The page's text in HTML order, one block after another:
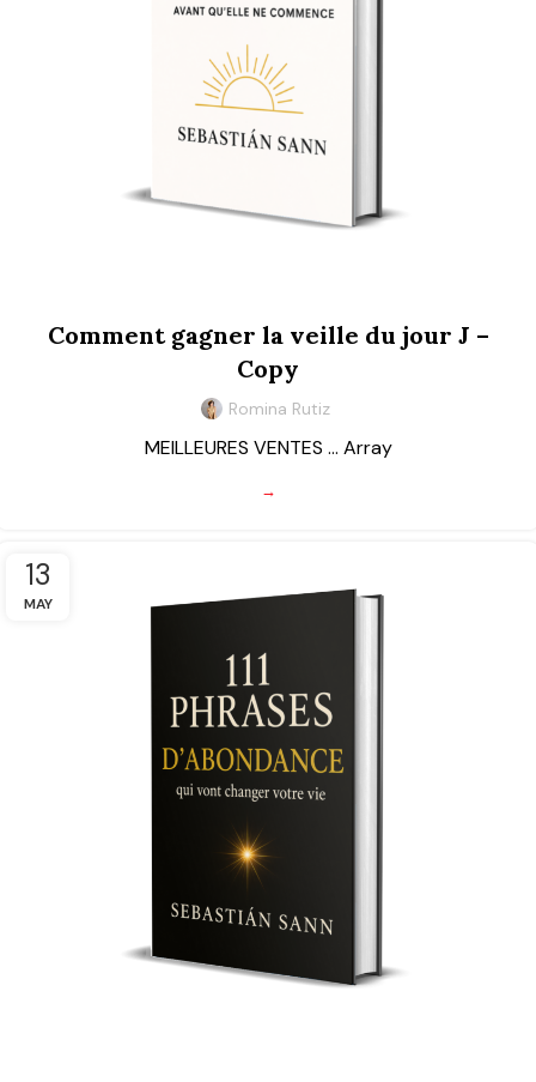
Comment gagner la veille du jour J –
Copy
Romina Rutiz
MEILLEURES VENTES ... Array
→
13
MAY